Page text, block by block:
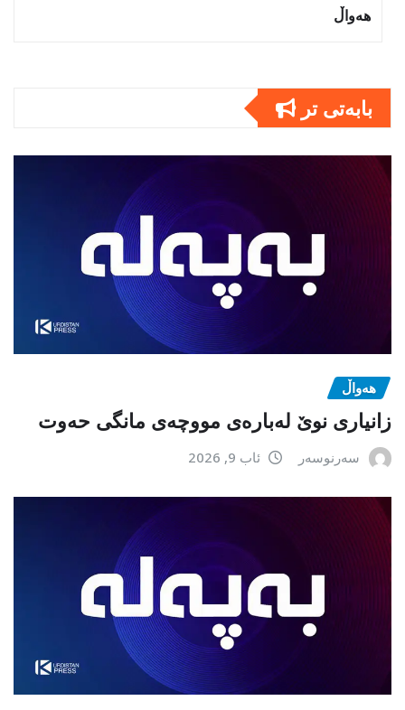
هەواڵ
بابەتى تر
هەواڵ
زانیاری نوێ لەبارەی مووچەی مانگی حەوت
سەرنوسەر ئاب 9, 2026